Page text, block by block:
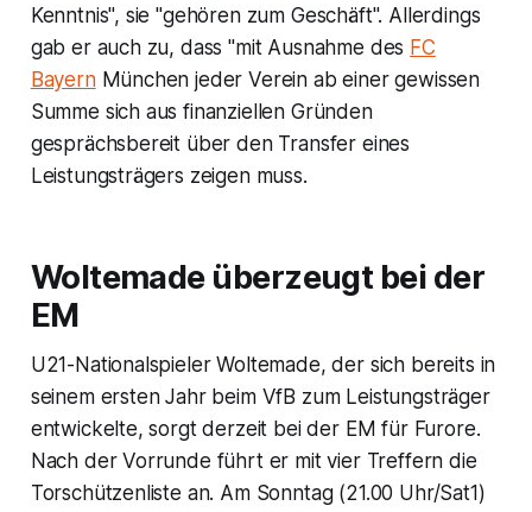
Kenntnis", sie "gehören zum Geschäft". Allerdings
gab er auch zu, dass "mit Ausnahme des FC
BayernMünchen jeder Verein ab einer gewissen
Summe sich aus finanziellen Gründen
gesprächsbereit über den Transfer eines
Leistungsträgers zeigen muss.
Woltemade überzeugt bei der
EM
U21-Nationalspieler Woltemade, der sich bereits in
seinem ersten Jahr beim VfB zum Leistungsträger
entwickelte, sorgt derzeit bei der EM für Furore.
Nach der Vorrunde führt er mit vier Treffern die
Torschützenliste an. Am Sonntag (21.00 Uhr/Sat1)